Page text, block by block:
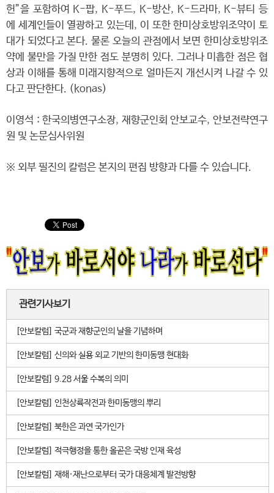
헌”을 포함하여 K-팝, K-푸드, K-방산, K-드라마, K-뷰티 등
에 세계인들이 열광하고 있는데, 이 또한 한미상호방위조약이 토
대가 되었다고 본다. 물론 오늘의 관점에서 보면 한미상호방위조
약에 불만을 가질 만한 점도 분명히 있다. 그러나 미흡한 점은 협
상과 이해를 통해 미래지향적으로 얼마든지 개선시켜 나갈 수 있
다고 판단한다. (konas)
이영석 : 한국의병연구소장, 재향군인회 안보교수, 안보전략연구
원 및 논문심사위원
※ 외부 필진의 칼럼은 본지의 편집 방향과 다를 수 있습니다.
관련기사보기
[안보칼럼] 국군과 재향군인의 날을 기념하며
[안보칼럼] 신의와 실용 외교 기반의 한미동맹 현대화
[안보칼럼] 9.28 서울 수복의 의미
[안보칼럼] 인천상륙작전과 한미동맹의 뿌리
[안보칼럼] 북한은 과연 국가인가
[안보칼럼] 적극행정을 통한 올곧은 국방 인재 육성
[안보칼럼] 재해·재난으로부터 국가 대응체계 발전방향